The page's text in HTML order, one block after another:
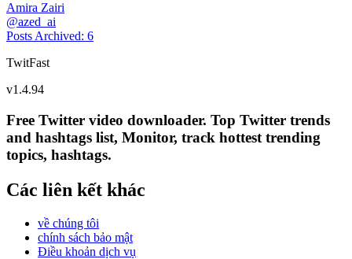
Amira Zairi
@azed_ai
Posts Archived: 6
TwitFast
v1.4.94
Free Twitter video downloader. Top Twitter trends
and hashtags list, Monitor, track hottest trending
topics, hashtags.
Các liên kết khác
về chúng tôi
chính sách bảo mật
Điều khoản dịch vụ